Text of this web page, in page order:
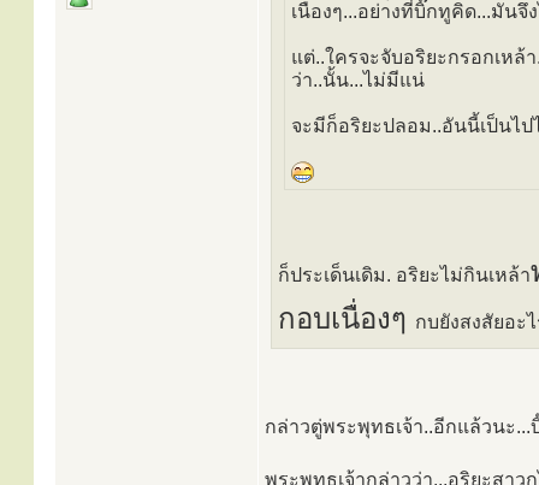
เนืองๆ...อย่างที่บิ๊กทูคิด...มันจึ
แต่..ใครจะจับอริยะกรอกเหล้
ว่า..นั้น...ไม่มีแน่
จะมีก็อริยะปลอม..อันนี้เป็นไป
ก็ประเด็นเดิม. อริยะไม่กินเหล้า
กอบเนื่องๆ กบยังสงสัยอะ
กล่าวตู่พระพุทธเจ้า..อีกแล้วนะ...
พระพุทธเจ้ากล่าวว่า...อริยะสาว